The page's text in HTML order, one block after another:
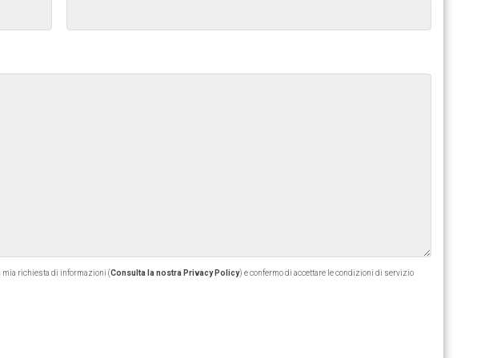
mia richiesta di informazioni (Consulta la nostra Privacy Policy) e confermo di accettare le condizioni di servizio